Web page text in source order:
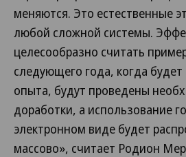
меняются. Это естественные
любой сложной системы.
целесообразно считать
следующего года, когда
опыта, будут проведены
доработки, а использование
электронном виде будет
массово», считает Родион